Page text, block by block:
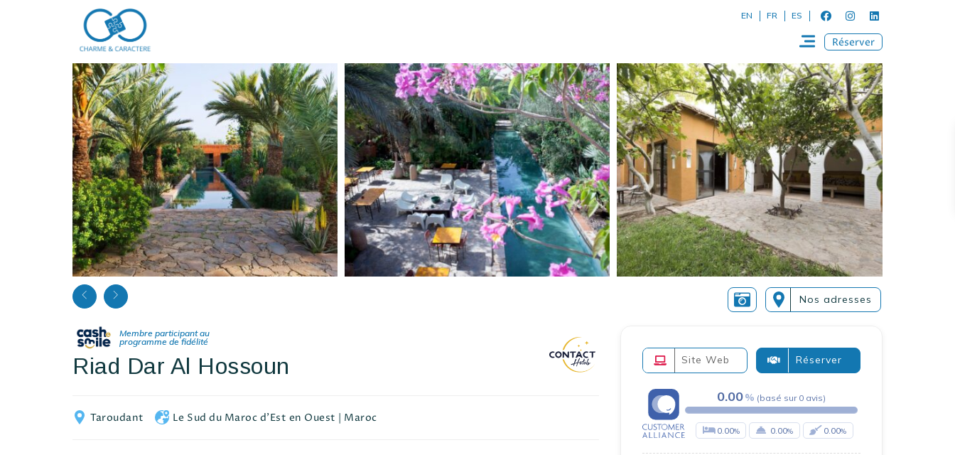
EN FR ES
Réserver
Nos adresses
Riad Dar Al Hossoun
Taroudant Le Sud du Maroc d'Est en Ouest | Maroc
Site Web Réserver
0.00 (basé sur 0 avis)
0.00 0.00 0.00